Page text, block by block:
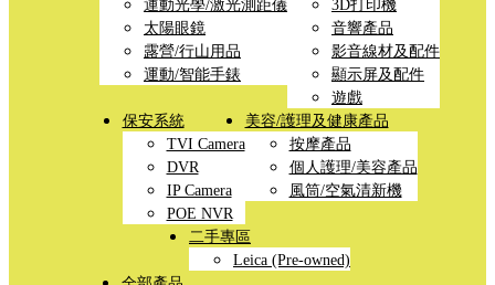
運動光學/激光測距儀
太陽眼鏡
露營/行山用品
運動/智能手錶
3D打印機
音響產品
影音線材及配件
顯示屏及配件
遊戲
保安系統
TVI Camera
DVR
IP Camera
POE NVR
美容/護理及健康產品
按摩產品
個人護理/美容產品
風筒/空氣清新機
二手專區
Leica (Pre-owned)